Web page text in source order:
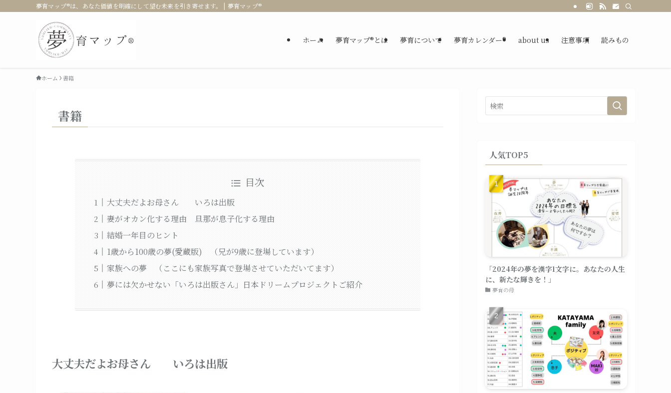
夢育マップ®は、あなた価値を明確にして望む未来を引き寄せます。 | 夢育マップ®
ホーム 夢育マップ®とは 夢育について 夢育カレンダー® about us 注意事項 読みもの
ホーム 書籍
書籍
目次
大丈夫だよお母さん いろは出版
妻がオカン化する理由 旦那が息子化する理由
結婚一年目のヒント
1歳から100歳の夢(愛蔵版) （兄が9歳に登場しています）
家族への夢 （ここにも家族写真で登場させていただいてます）
夢には欠かせない「いろは出版さん」日本ドリームプロジェクトご紹介
大丈夫だよお母さん いろは出版
人気TOP5
「2024年の夢を漢字1文字に。あなたの人生
に、新たな輝きを！」
夢育の母